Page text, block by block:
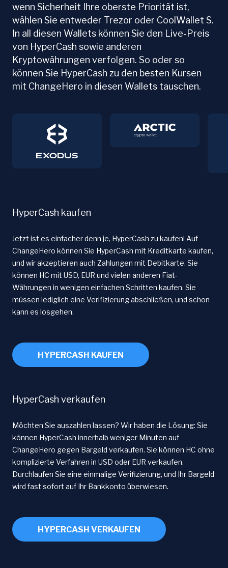
wenn Sicherheit Ihre oberste Priorität ist,
wählen Sie entweder Trezor oder CoolWallet S.
In all diesen Wallets können Sie den Live-Preis
von HyperCash sowie anderen
Kryptowährungen verfolgen. So oder so
können Sie HyperCash zu den besten Kursen
mit ChangeHero in diesen Wallets tauschen.
HyperCash kaufen
Jetzt ist es einfacher denn je, HyperCash zu kaufen! Auf
ChangeHero können Sie HyperCash mit Kreditkarte kaufen,
und wir akzeptieren auch Zahlungen mit Debitkarte. Sie
können HC mit USD, EUR und vielen anderen Fiat-
Währungen in wenigen einfachen Schritten kaufen. Sie
müssen lediglich eine Verifizierung abschließen, und schon
kann es losgehen.
HYPERCASH KAUFEN
HyperCash verkaufen
Möchten Sie auszahlen lassen? Wir haben die Lösung: Sie
können HyperCash innerhalb weniger Minuten auf
ChangeHero gegen Bargeld verkaufen. Sie können HC ohne
komplizierte Verfahren in USD oder EUR verkaufen.
Durchlaufen Sie eine einmalige Verifizierung, und Ihr Bargeld
wird fast sofort auf Ihr Bankkonto überwiesen.
HYPERCASH VERKAUFEN